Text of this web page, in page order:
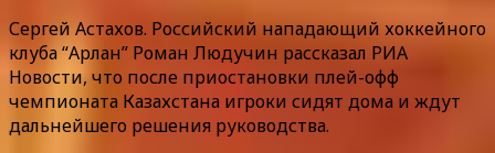
Сергей Астахов. Российский нападающий хоккейного
клуба “Арлан” Роман Людучин рассказал РИА
Новости, что после приостановки плей-офф
чемпионата Казахстана игроки сидят дома и ждут
дальнейшего решения руководства.